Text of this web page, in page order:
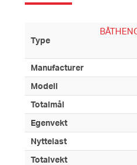
Type
Manufacturer
Modell
Totalmål
Egenvekt
Nyttelast
Totalvekt